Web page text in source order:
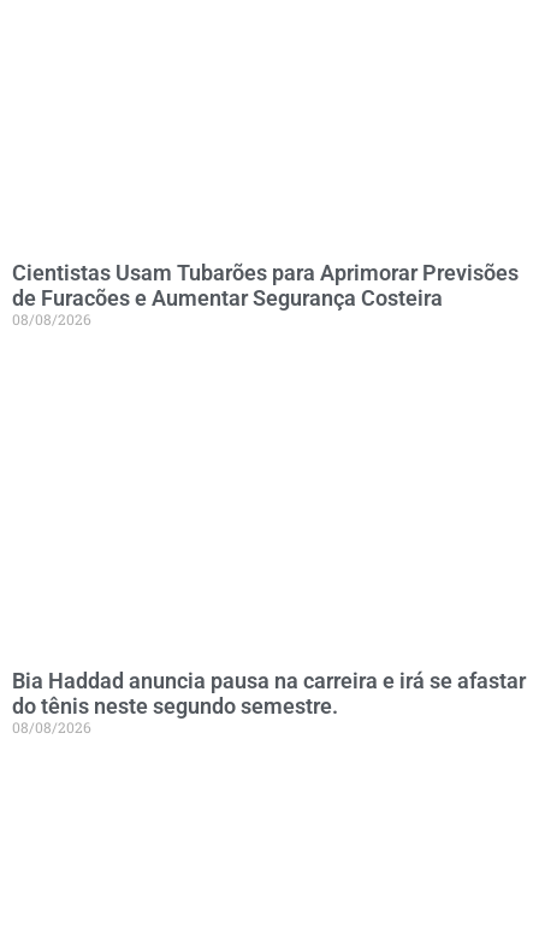
Cientistas Usam Tubarões para Aprimorar Previsões
de Furacões e Aumentar Segurança Costeira
08/08/2026
Bia Haddad anuncia pausa na carreira e irá se afastar
do tênis neste segundo semestre.
08/08/2026